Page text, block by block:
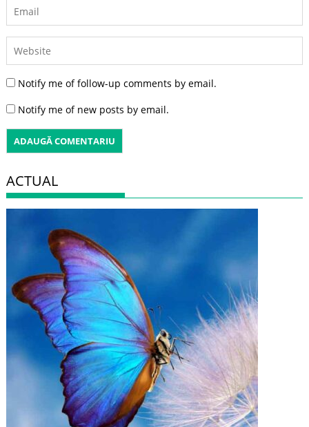
Notify me of follow-up comments by email.
Notify me of new posts by email.
ACTUAL